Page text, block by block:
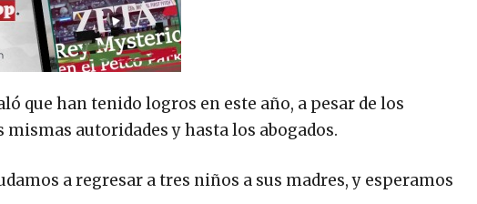
que han tenido logros en este año, a pesar de los
autoridades y hasta los abogados.
a regresar a tres niños a sus madres, y esperamos